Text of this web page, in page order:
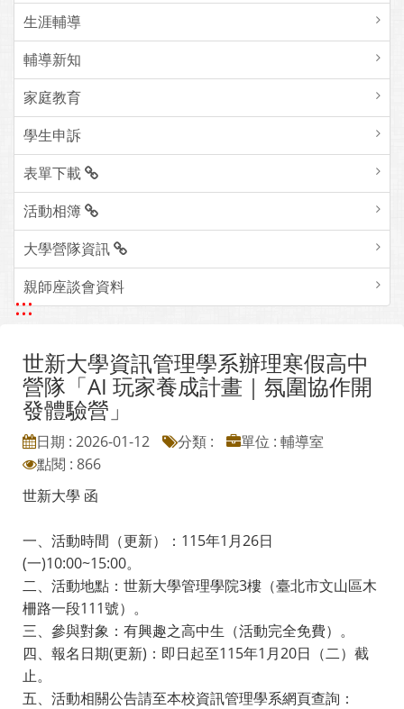
生涯輔導
輔導新知
家庭教育
學生申訴
表單下載
活動相簿
大學營隊資訊
親師座談會資料
:::
世新大學資訊管理學系辦理寒假高中
營隊「AI 玩家養成計畫｜氛圍協作開
發體驗營」
日期 : 2026-01-12 分類 :
單位 : 輔導室
點閱 : 866
世新大學 函
一、活動時間（更新）：115年1月26日
(一)10:00~15:00。
二、活動地點：世新大學管理學院3樓（臺北市文山區木
柵路一段111號）。
三、參與對象：有興趣之高中生（活動完全免費）。
四、報名日期(更新)：即日起至115年1月20日（二）截
止。
五、活動相關公告請至本校資訊管理學系網頁查詢：